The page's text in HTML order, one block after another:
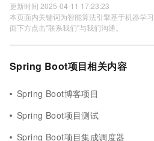
更新时间 2025-04-11 17:23:23
本页面内关键词为智能算法引擎基于机器学
面下方点击"联系我们"与我们沟通。
Spring Boot项目相关内容
Spring Boot博客项目
Spring Boot项目测试
Spring Boot项目集成调度器